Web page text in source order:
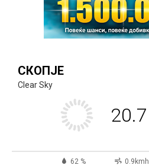
СКОПЈЕ
Clear Sky
20.7
62 % 0.9kmh